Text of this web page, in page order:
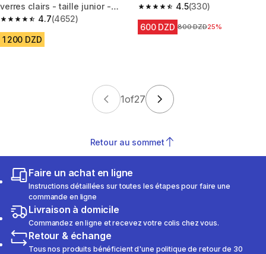
verres clairs - taille junior -
rose orange
4.7
4.7 out of 5 stars from 4652 reviews
(4652)
1 200 DZD
4.5
4.5 out of 5 stars from 330
(330)
600 DZD Prix avant la réduction
800 DZD25%
1of27
Retour au sommet
Faire un achat en ligne
Instructions détaillées sur toutes les étapes pour faire une
commande en ligne
Livraison à domicile
Commandez en ligne et recevez votre colis chez vous.
Retour & échange
Tous nos produits bénéficient d'une politique de retour de 30